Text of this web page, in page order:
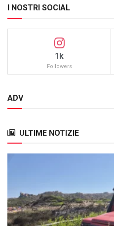
I NOSTRI SOCIAL
1k
Followers
ADV
ULTIME NOTIZIE